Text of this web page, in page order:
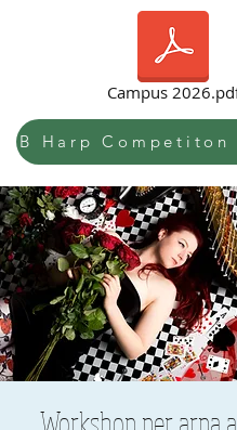
Campus
Workshop per arpa